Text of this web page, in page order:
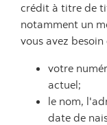
crédit à titre de
notamment un
vous avez
votre
actuel;
le nom,
date de